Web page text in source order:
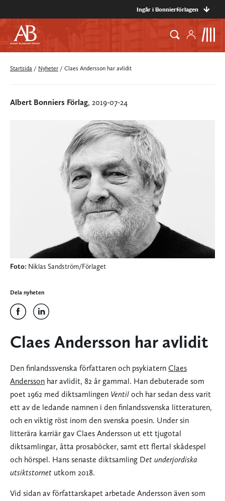
Ingår i Bonnierförlagen
Startsida / Nyheter / Claes Andersson har avlidit
Albert Bonniers Förlag, 2019-07-24
Foto: Niklas Sandström/Förlaget
Dela nyheten
Claes Andersson har avlidit
Den finlandssvenska författaren och psykiatern Claes
Andersson har avlidit, 82 år gammal. Han debuterade som
poet 1962 med diktsamlingen Ventil och har sedan dess varit
ett av de ledande namnen i den finlandssvenska litteraturen,
och en viktig röst inom den svenska poesin. Under sin
litterära karriär gav Claes Andersson ut ett tjugotal
diktsamlingar, åtta prosaböcker, samt ett flertal skådespel
och hörspel. Hans senaste diktsamling Det underjordiska
utsiktstornet utkom 2018.
Vid sidan av författarskapet arbetade Andersson även som